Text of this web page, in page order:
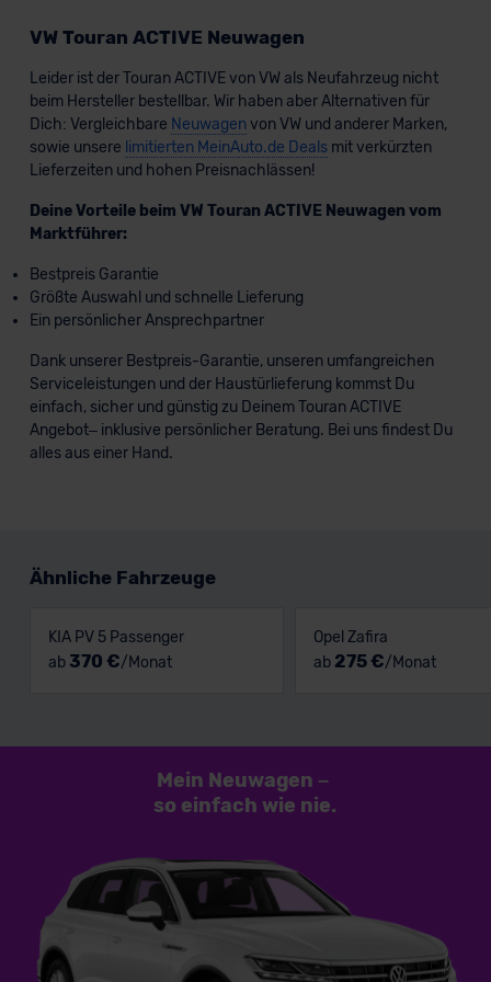
VW Touran ACTIVE Neuwagen
Leider ist der Touran ACTIVE von VW als Neufahrzeug nicht
beim Hersteller bestellbar. Wir haben aber Alternativen für
Dich: Vergleichbare Neuwagenvon VW und anderer Marken,
sowie unsere limitierten MeinAuto.de Dealsmit verkürzten
Lieferzeiten und hohen Preisnachlässen!
Deine Vorteile beim VW Touran ACTIVE Neuwagen vom
Marktführer:
Bestpreis Garantie
Größte Auswahl und schnelle Lieferung
Ein persönlicher Ansprechpartner
Dank unserer Bestpreis-Garantie, unseren umfangreichen
Serviceleistungen und der Haustürlieferung kommst Du
einfach, sicher und günstig zu Deinem Touran ACTIVE
Angebot– inklusive persönlicher Beratung. Bei uns findest Du
alles aus einer Hand.
Ähnliche Fahrzeuge
KIA PV 5 Passenger
ab 370 €/Monat
Opel Zafira
ab 275 €/Monat
Mein Neuwagen –
so einfach wie nie.